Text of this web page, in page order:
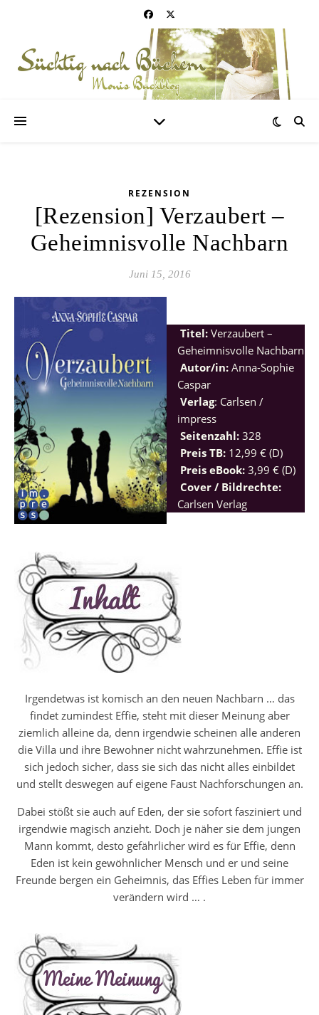
REZENSION
[Rezension] Verzaubert –
Geheimnisvolle Nachbarn
Juni 15, 2016
Titel: Verzaubert –
Geheimnisvolle Nachbarn
Autor/in: Anna-Sophie
Caspar
Verlag: Carlsen /
impress
Seitenzahl: 328
Preis TB: 12,99 € (D)
Preis eBook: 3,99 € (D)
Cover / Bildrechte:
Carlsen Verlag
Irgendetwas ist komisch an den neuen Nachbarn … das
findet zumindest Effie, steht mit dieser Meinung aber
ziemlich alleine da, denn irgendwie scheinen alle anderen
die Villa und ihre Bewohner nicht wahrzunehmen. Effie ist
sich jedoch sicher, dass sie sich das nicht alles einbildet
und stellt deswegen auf eigene Faust Nachforschungen an.
Dabei stößt sie auch auf Eden, der sie sofort fasziniert und
irgendwie magisch anzieht. Doch je näher sie dem jungen
Mann kommt, desto gefährlicher wird es für Effie, denn
Eden ist kein gewöhnlicher Mensch und er und seine
Freunde bergen ein Geheimnis, das Effies Leben für immer
verändern wird … .